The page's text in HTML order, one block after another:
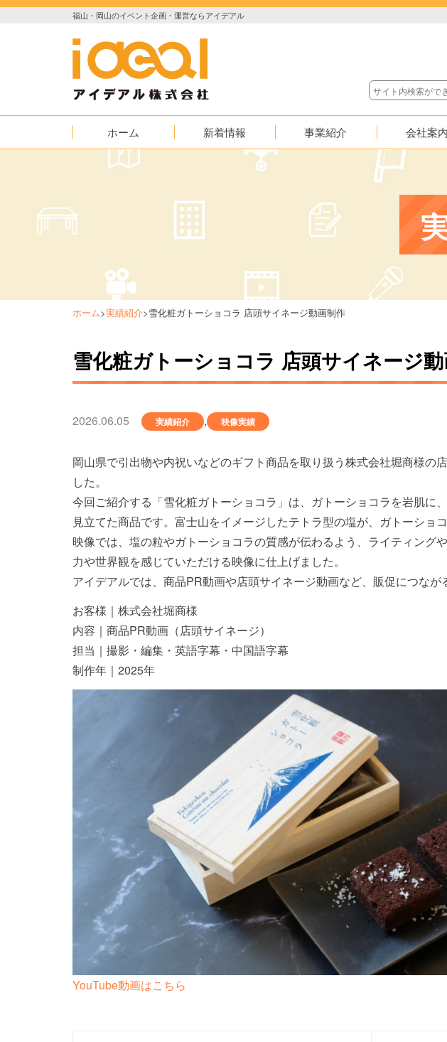
福山・岡山のイベント企画・運営ならアイデアル
ホーム 新着情報
お知らせ
事業紹介
イベント
AED普及応援
会社案内
沿革
ホーム>実績紹介>雪化粧ガトーショコラ 店頭サイネージ動画制作
雪化粧ガトーショコラ 店頭サイネージ
2026.06.05 実績紹介 , 映像実績
岡山県で引出物や内祝いなどのギフト商品を取り扱う株式会社堀商様の
した。
今回ご紹介する「雪化粧ガトーショコラ」は、ガトーショコラを岩肌に
見立てた商品です。富士山をイメージしたテトラ型の塩が、ガトーショ
映像では、塩の粒やガトーショコラの質感が伝わるよう、ライティング
力や世界観を感じていただける映像に仕上げました。
アイデアルでは、商品PR動画や店頭サイネージ動画など、販促につなが
お客様｜株式会社堀商様
内容｜商品PR動画（店頭サイネージ）
担当｜撮影・編集・英語字幕・中国語字幕
制作年｜2025年
YouTube動画はこちら